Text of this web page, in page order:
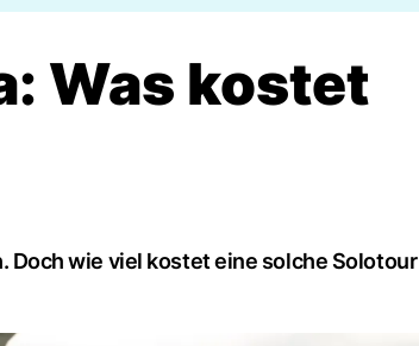
Was kostet
Doch wie viel kostet eine solche Solotour